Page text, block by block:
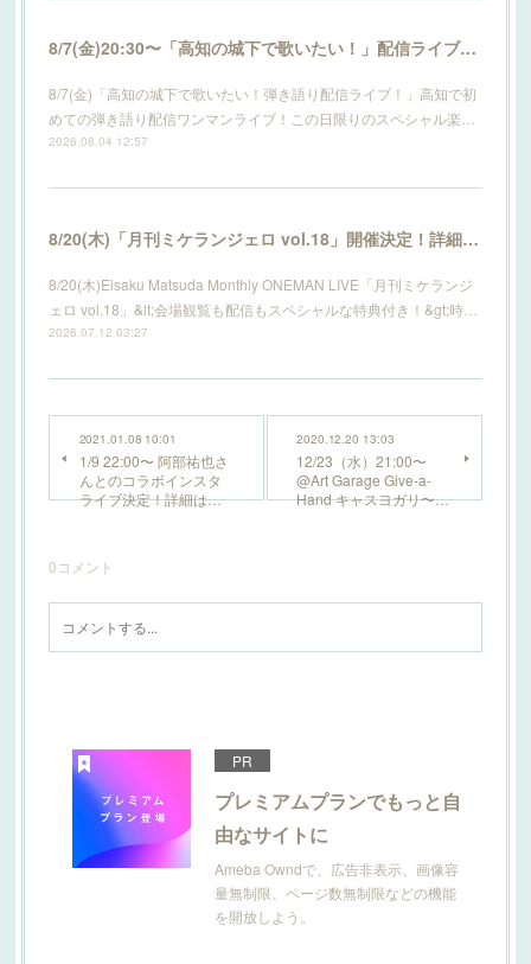
8/7(金)20:30〜「高知の城下で歌いたい！」配信ライブ開催！詳細はこちら！
8/7(金)「高知の城下で歌いたい！弾き語り配信ライブ！」高知で初
めての弾き語り配信ワンマンライブ！この日限りのスペシャル楽…
2026.08.04 12:57
8/20(木)「月刊ミケランジェロ vol.18」開催決定！詳細はこちら！
8/20(木)Eisaku Matsuda Monthly ONEMAN LIVE「月刊ミケランジ
ェロ vol.18」&lt;会場観覧も配信もスペシャルな特典付き！&gt;時…
2026.07.12 03:27
2021.01.08 10:01
1/9 22:00〜 阿部祐也さ
んとのコラボインスタ
ライブ決定！詳細は…
2020.12.20 13:03
12/23（水）21:00〜
@Art Garage Give-a-
Hand キャスヨガリ〜…
0コメント
PR
プレミアムプランでもっと自
由なサイトに
Ameba Owndで、広告非表示、画像容
量無制限、ページ数無制限などの機能
を開放しよう。